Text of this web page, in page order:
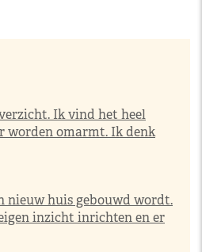
Ik vind het heel
worden omarmt. Ik denk
nieuw huis gebouwd wordt.
inzicht inrichten en er